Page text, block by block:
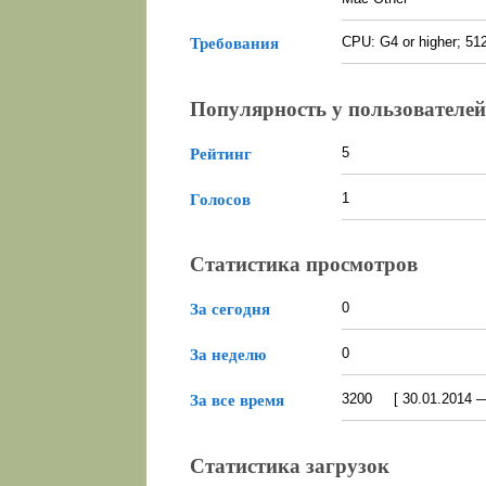
Требования CPU: G4 or higher;
Популярность у пользователей
Рейтинг 5
Голосов 1
Статистика просмотров
За сегодня 0
За неделю 0
За все время 3200 [ 30.01.2014
Статистика загрузок